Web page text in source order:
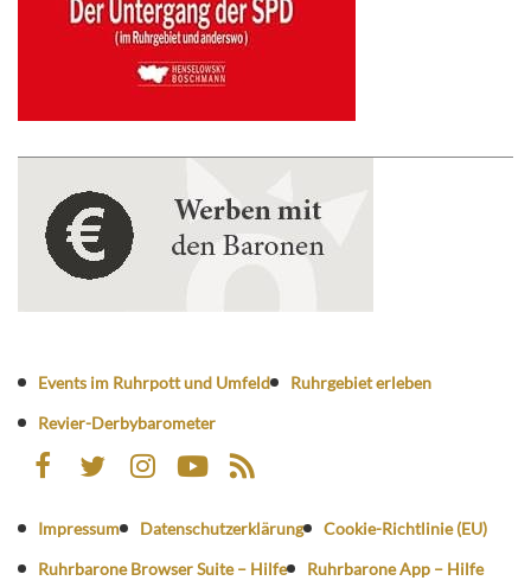
Events im Ruhrpott und Umfeld
Ruhrgebiet erleben
Revier-Derbybarometer
Impressum Datenschutzerklärung
Cookie-Richtlinie (EU)
Ruhrbarone Browser Suite – Hilfe
Ruhrbarone App – Hilfe